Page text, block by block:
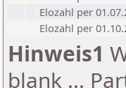
Elozahl per
Elozahl per
Hinweis1
blank ...